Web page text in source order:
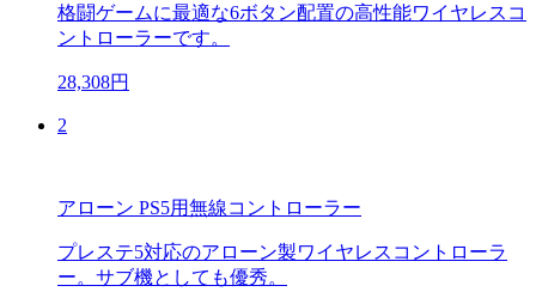
格闘ゲームに最適な6ボタン配置の高性能ワイヤレスコ
ントローラーです。
28,308円
2
アローン PS5用無線コントローラー
プレステ5対応のアローン製ワイヤレスコントローラ
ー。サブ機としても優秀。